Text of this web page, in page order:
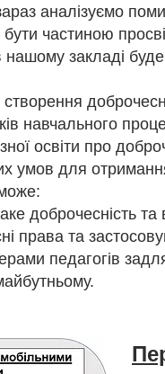
аналізуємо
частиною
закладі буде
навчального
освіти про
умов для
доброчесність та
права та
педагогів